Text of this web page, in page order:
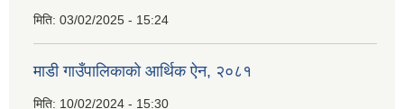
मिति: 03/02/2025 - 15:24
माडी गाउँपालिकाको आर्थिक ऐन, २०८१
मिति: 10/02/2024 - 15:30